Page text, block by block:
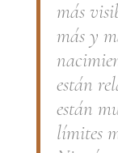
más
más y
están
están
límites